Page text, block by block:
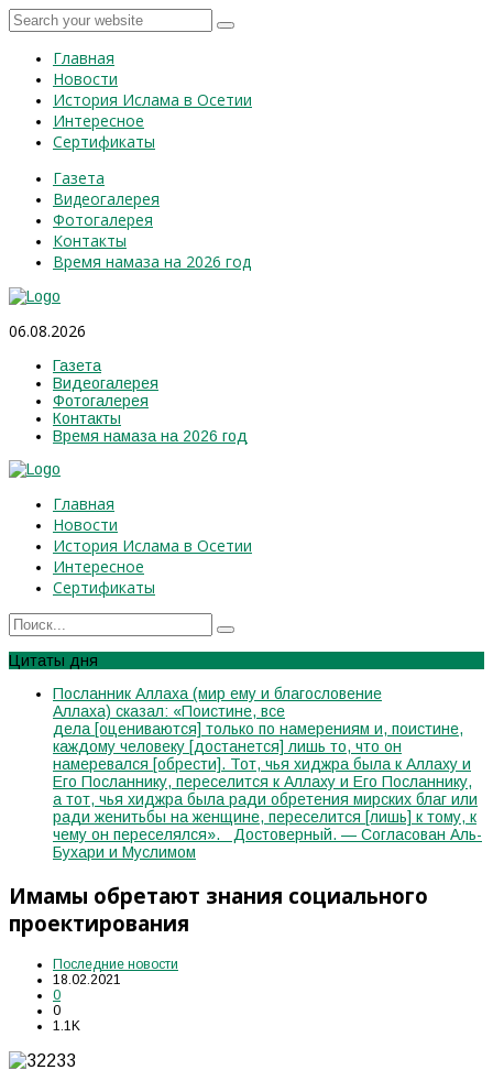
Главная
Новости
История Ислама в Осетии
Интересное
Сертификаты
Газета
Видеогалерея
Фотогалерея
Контакты
Время намаза на 2026 год
06.08.2026
Газета
Видеогалерея
Фотогалерея
Контакты
Время намаза на 2026 год
Главная
Новости
История Ислама в Осетии
Интересное
Сертификаты
Цитаты дня
Посланник Аллаха (мир ему и благословение
Аллаха) сказал: «Поистине, все
дела [оцениваются] только по намерениям и, поистине,
каждому человеку [достанется] лишь то, что он
намеревался [обрести]. Тот, чья хиджра была к Аллаху и
Его Посланнику, переселится к Аллаху и Его Посланнику,
а тот, чья хиджра была ради обретения мирских благ или
ради женитьбы на женщине, переселится [лишь] к тому, к
чему он переселялся». Достоверный. — Согласован Аль-
Бухари и Муслимом
Имамы обретают знания социального
проектирования
Последние новости
18.02.2021
0
0
1.1K